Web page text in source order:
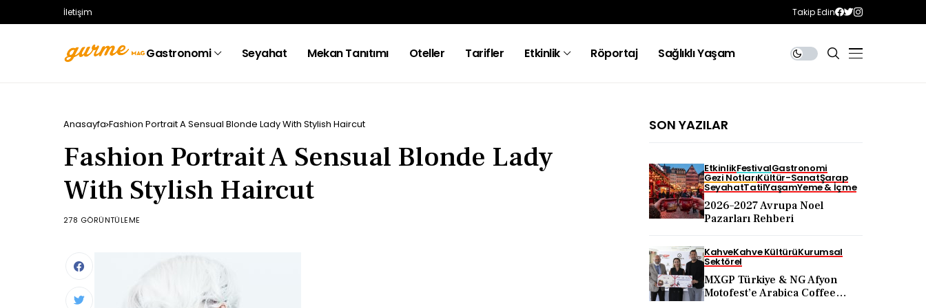
İletişim Takip Edin
Gastronomi Seyahat Mekan Tanıtımı Oteller Tarifler Etkinlik Röportaj Sağlıklı Yaşam
Anasayfa Fashion Portrait A Sensual Blonde Lady With Stylish Haircut
Fashion Portrait A Sensual Blonde Lady
With Stylish Haircut
278 GÖRÜNTÜLEME
SON YAZILAR
EtkinlikFestivalGastronomi
Gezi NotlarıKültür-SanatŞarap
SeyahatTatilYaşamYeme & İçme
2026–2027 Avrupa Noel
Pazarları Rehberi
KahveKahve KültürüKurumsal
Sektörel
MXGP Türkiye & NG Afyon
Motofest’e Arabica Coffee